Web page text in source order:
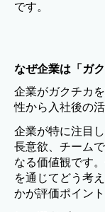
です。
なぜ企業は「ガ
企業がガクチカ
性から入社後の
企業が特に注目
長意欲、チーム
なる価値観です
を通じてどう考
かが評価ポイント